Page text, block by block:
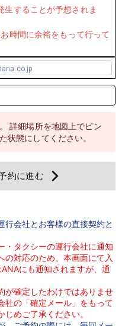
生することが予想されま
時間に余裕をもって行って
詳細場所を地図上でピン
状態にしてください。
約に進む
行会社とお客様の直接契約と
・タクシーの運行会社に通知
の対応のため、本画面にて入
にも通知されますが、通
が確定したわけではありませ
社の「確定メール」をもって
めご了承ください。